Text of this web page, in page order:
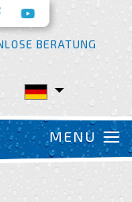
BERATUNG